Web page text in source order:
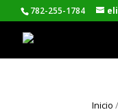
782-255-1784
Inicio /